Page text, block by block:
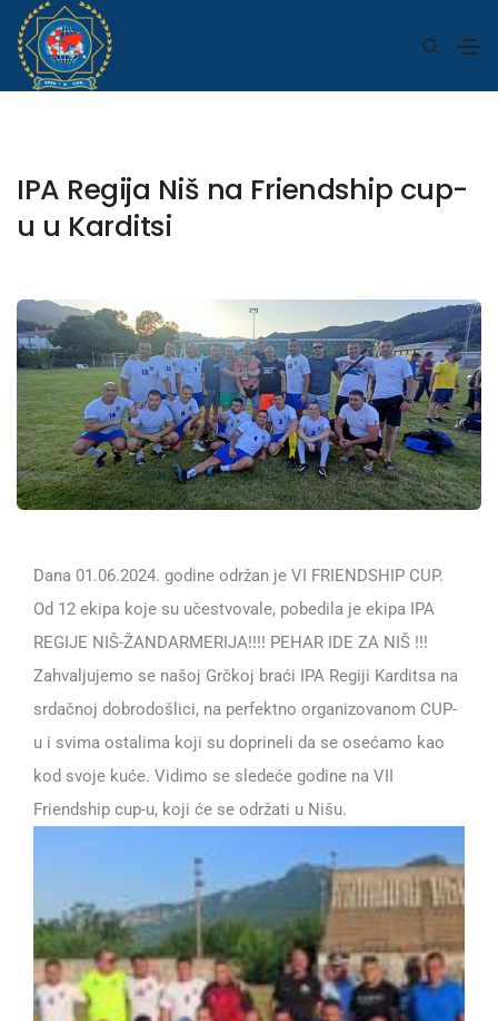
IPA Regija Niš na Friendship cup-
u u Karditsi
Dana 01.06.2024. godine održan je VI FRIENDSHIP CUP.
Od 12 ekipa koje su učestvovale, pobedila je ekipa IPA
REGIJE NIŠ-ŽANDARMERIJA!!!! PEHAR IDE ZA NIŠ !!!
Zahvaljujemo se našoj Grčkoj braći IPA Regiji Karditsa na
srdačnoj dobrodošlici, na perfektno organizovanom CUP-
u i svima ostalima koji su doprineli da se osećamo kao
kod svoje kuće. Vidimo se sledeće godine na VII
Friendship cup-u, koji će se održati u Nišu.